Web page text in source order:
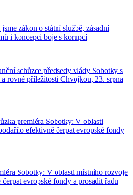
zákon o státní službě, zásadní
i koncepci boje s korupcí
schůzce předsedy vlády Sobotky s
rovné příležitosti Chvojkou, 23. srpna
premiéra Sobotky: V oblasti
efektivně čerpat evropské fondy
Sobotky: V oblasti místního rozvoje
evropské fondy a prosadit řadu